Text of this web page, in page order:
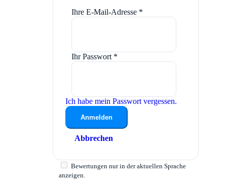
Ihre E-Mail-Adresse *
Ihr Passwort *
Ich habe mein Passwort vergessen.
Anmelden
Abbrechen
Bewertungen nur in der aktuellen Sprache
anzeigen.